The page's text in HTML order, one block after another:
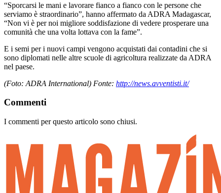
“Sporcarsi le mani e lavorare fianco a fianco con le persone che
serviamo è straordinario”, hanno affermato da ADRA Madagascar,
“Non vi è per noi migliore soddisfazione di vedere prosperare una
comunità che una volta lottava con la fame”.
E i semi per i nuovi campi vengono acquistati dai contadini che si
sono diplomati nelle altre scuole di agricoltura realizzate da ADRA
nel paese.
(Foto: ADRA International) Fonte: http://news.avventisti.it/
Commenti
I commenti per questo articolo sono chiusi.